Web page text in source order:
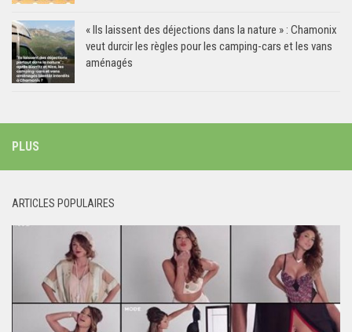
« Ils laissent des déjections dans la nature » : Chamonix
veut durcir les règles pour les camping-cars et les vans
aménagés
PLUS
ARTICLES POPULAIRES